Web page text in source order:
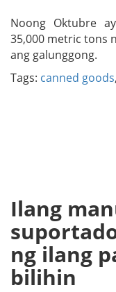
Noong Oktubre
35,000 metric tons
ang galunggong.
Tags: canned goods,
Ilang
ng ilang
bilihin